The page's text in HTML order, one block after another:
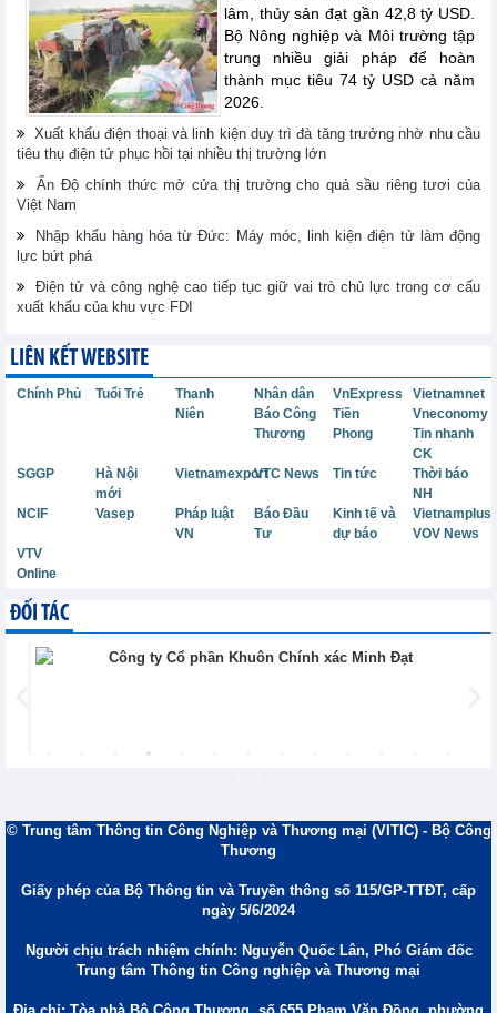
lâm, thủy sản đạt gần 42,8 tỷ USD.
Bộ Nông nghiệp và Môi trường tập
trung nhiều giải pháp để hoàn
thành mục tiêu 74 tỷ USD cả năm
2026.
Xuất khẩu điện thoại và linh kiện duy trì đà tăng trưởng nhờ nhu cầu
tiêu thụ điện tử phục hồi tại nhiều thị trường lớn
Ấn Độ chính thức mở cửa thị trường cho quả sầu riêng tươi của
Việt Nam
Nhập khẩu hàng hóa từ Đức: Máy móc, linh kiện điện tử làm động
lực bứt phá
Điện tử và công nghệ cao tiếp tục giữ vai trò chủ lực trong cơ cấu
xuất khẩu của khu vực FDI
LIÊN KẾT WEBSITE
Chính Phủ Tuổi Trẻ
Thanh
Niên
Nhân dân VnExpress
Vietnamnet
Báo Công
Thương
Tiền
Phong
Vneconomy
Tin nhanh
CK
SGGP
Hà Nội
mới
VietnamexportVTC News Tin tức
Thời báo
NH
NCIF
Vasep
Pháp luật
VN
Báo Đầu
Tư
Kinh tế và
dự báo
Vietnamplus
VOV News
VTV
Online
ĐỐI TÁC
© Trung tâm Thông tin Công Nghiệp và Thương mại (VITIC) - Bộ Công
Thương
Giấy phép của Bộ Thông tin và Truyền thông số 115/GP-TTĐT, cấp
ngày 5/6/2024
Người chịu trách nhiệm chính: Nguyễn Quốc Lân, Phó Giám đốc
Trung tâm Thông tin Công nghiệp và Thương mại